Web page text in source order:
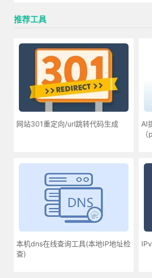
推荐工具
网站301重定向/url跳转代码生成
AI
本机dns在线查询工具(本地IP地址检
查)